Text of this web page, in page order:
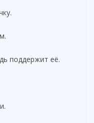
поддержит её.